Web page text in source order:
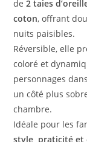
de2 taies
coton, offrant
nuits paisibles.
Réversible, elle
coloré et
personnages
un côté plus
chambre.
Idéale pour les
style, praticité et